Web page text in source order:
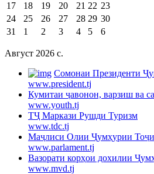
17
18 19 20 21 22 23
24
25 26 27 28 29 30
31
1 2 3 4 5 6
Август 2026 c.
Cомонаи Президенти
www.president.tj
Кумитаи ҷавонон, варзиш ва
www.youth.tj
ТҶ Маркази Рушди Туризм
www.tdc.tj
Маҷлиси Олии Ҷумҳурии
www.parlament.tj
Вазорати корҳои дохилии
www.mvd.tj